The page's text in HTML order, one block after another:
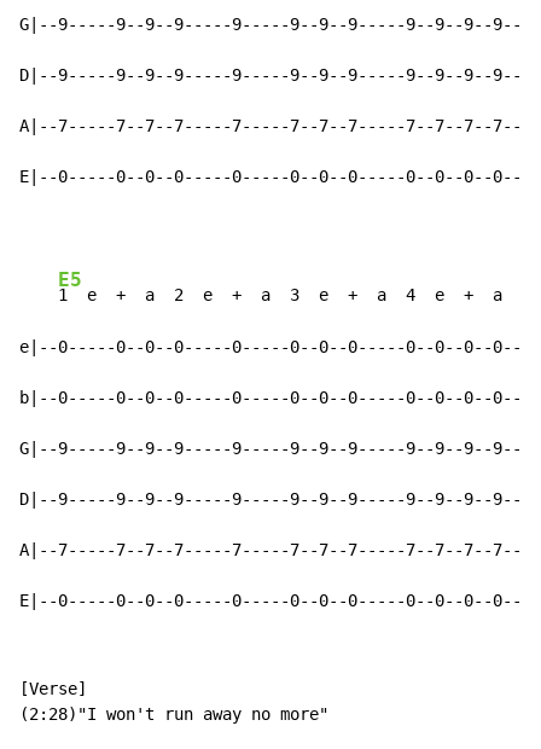
G|--9-----9--9--9-----9-----9--9--9-----9--9--9--
D|--9-----9--9--9-----9-----9--9--9-----9--9--9--
A|--7-----7--7--7-----7-----7--7--7-----7--7--7--
E|--0-----0--0--0-----0-----0--0--0-----0--0--0--
E5
1  e  +  a  2  e  +  a  3  e  +  a  4  e  +  a
e|--0-----0--0--0-----0-----0--0--0-----0--0--0--
b|--0-----0--0--0-----0-----0--0--0-----0--0--0--
G|--9-----9--9--9-----9-----9--9--9-----9--9--9--
D|--9-----9--9--9-----9-----9--9--9-----9--9--9--
A|--7-----7--7--7-----7-----7--7--7-----7--7--7--
E|--0-----0--0--0-----0-----0--0--0-----0--0--0--
[Verse]
(2:28)"I won't run away no more"